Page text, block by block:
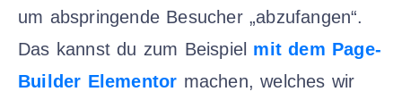
um abspringende Besucher „abzufangen“.
Das kannst du zum Beispiel mit dem Page-
Builder Elementor machen, welches wir